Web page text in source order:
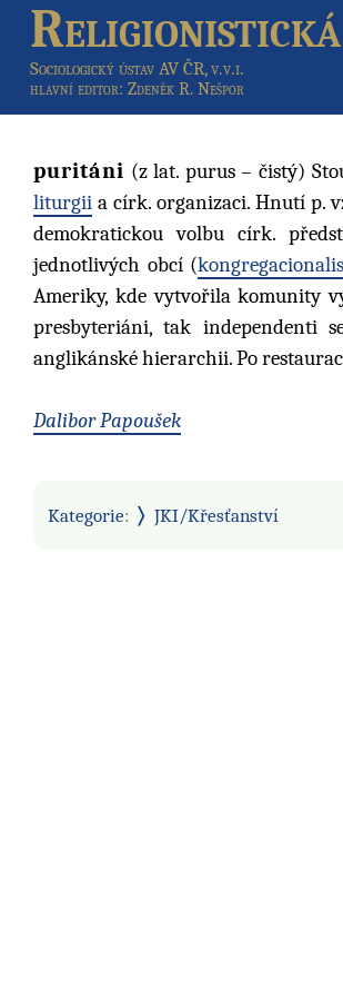
Sociologický ústav AV ČR, v.v.i.
hlavní editor: Zdeněk R. Nešpor
puritáni (z lat. purus – čistý)
liturgii a círk. organizaci. Hnutí p.
demokratickou volbu círk.
jednotlivých obcí (
Ameriky, kde vytvořila komunity
presbyteriáni, tak independenti
anglikánské hierarchii. Po
Dalibor Papoušek
Kategorie: JKI/Křesťanství